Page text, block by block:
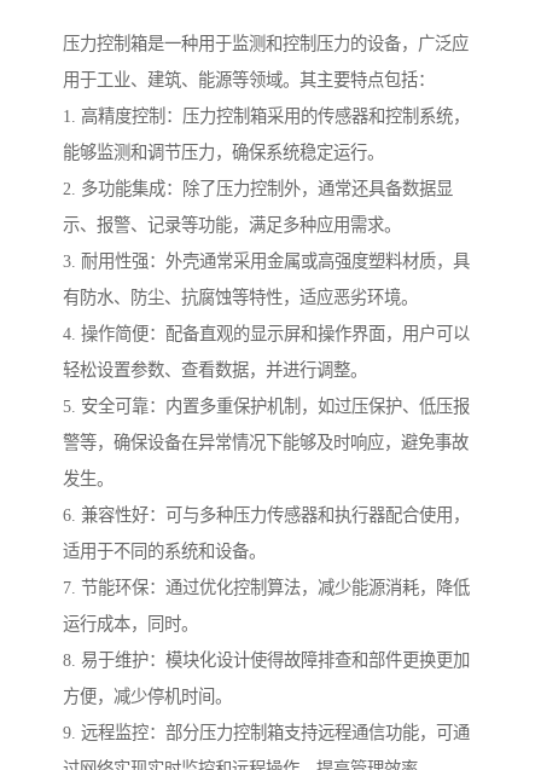
压力控制箱是一种用于监测和控制压力的设备，广泛应
用于工业、建筑、能源等领域。其主要特点包括：
1. 高精度控制：压力控制箱采用的传感器和控制系统，
能够监测和调节压力，确保系统稳定运行。
2. 多功能集成：除了压力控制外，通常还具备数据显
示、报警、记录等功能，满足多种应用需求。
3. 耐用性强：外壳通常采用金属或高强度塑料材质，具
有防水、防尘、抗腐蚀等特性，适应恶劣环境。
4. 操作简便：配备直观的显示屏和操作界面，用户可以
轻松设置参数、查看数据，并进行调整。
5. 安全可靠：内置多重保护机制，如过压保护、低压报
警等，确保设备在异常情况下能够及时响应，避免事故
发生。
6. 兼容性好：可与多种压力传感器和执行器配合使用，
适用于不同的系统和设备。
7. 节能环保：通过优化控制算法，减少能源消耗，降低
运行成本，同时。
8. 易于维护：模块化设计使得故障排查和部件更换更加
方便，减少停机时间。
9. 远程监控：部分压力控制箱支持远程通信功能，可通